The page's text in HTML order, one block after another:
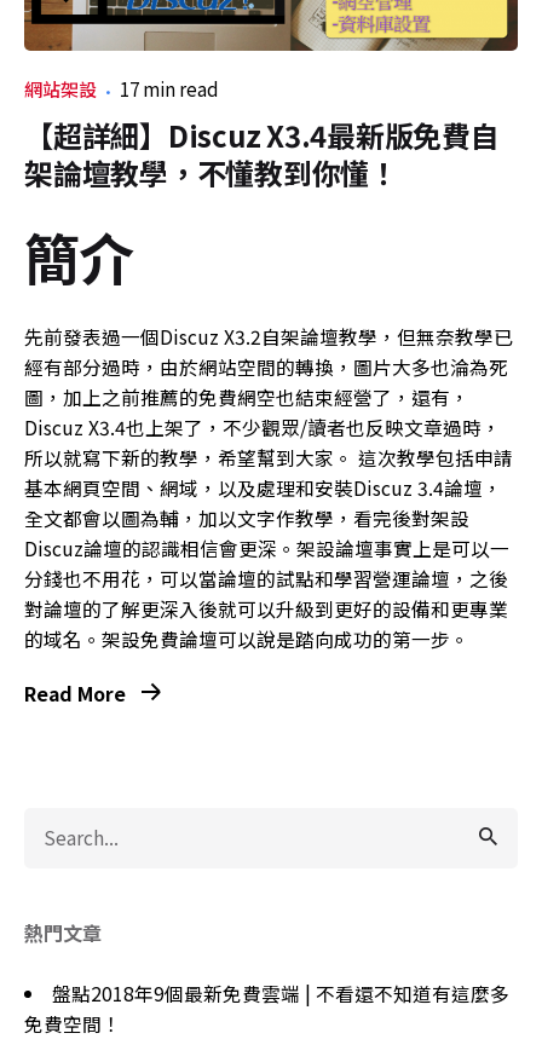
網站架設 17 min read
【超詳細】Discuz X3.4最新版免費自
架論壇教學，不懂教到你懂！
簡介
先前發表過一個Discuz X3.2自架論壇教學 ，但無奈教學已
經有部分過時，由於網站空間的轉換，圖片大多也淪為死
圖，加上之前推薦的免費網空也結束經營了，還有，
Discuz X3.4也上架了，不少觀眾/讀者也反映文章過時，
所以就寫下新的教學，希望幫到大家。 這次教學包括申請
基本網頁空間、網域，以及處理和安裝Discuz 3.4論壇，
全文都會以圖為輔，加以文字作教學，看完後對架設
Discuz論壇的認識相信會更深。架設論壇事實上是可以一
分錢也不用花，可以當論壇的試點和學習營運論壇，之後
對論壇的了解更深入後就可以升級到更好的設備和更專業
的域名。架設免費論壇可以說是踏向成功的第一步。
Read More
for
熱門文章
盤點2018年9個最新免費雲端 | 不看還不知道有這麼多
免費空間！